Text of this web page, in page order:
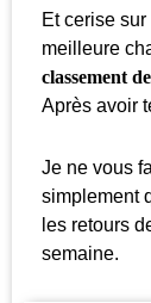
Et cerise
meilleure
classement
Après avoir
Je ne vous
simplement
les retours
semaine.